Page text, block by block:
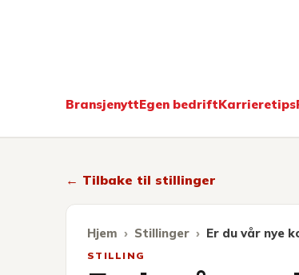
BransjenyttEgen bedriftKarrieretips
← Tilbake til stillinger
Hjem Stillinger Er du vår nye
STILLING